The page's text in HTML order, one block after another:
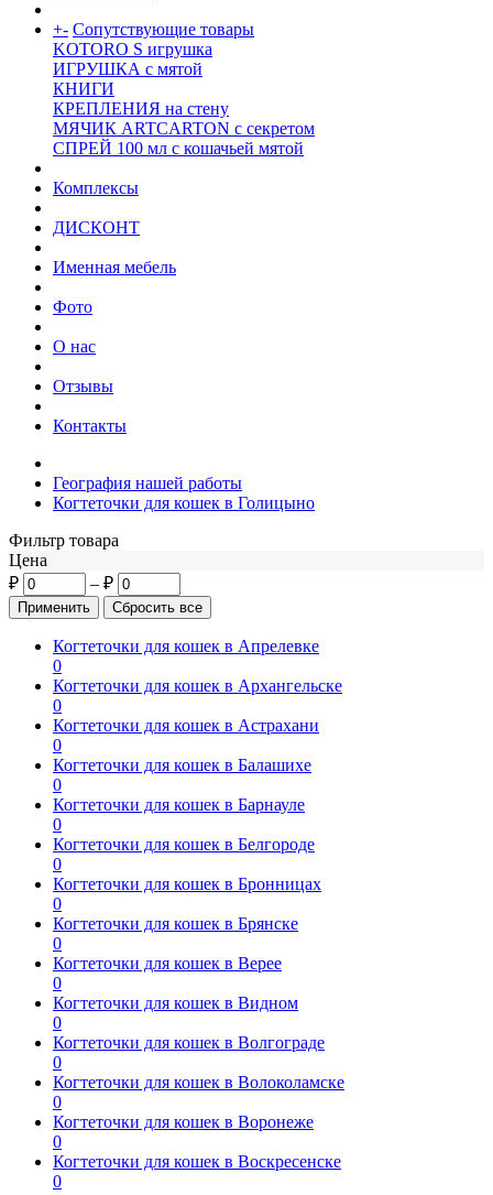
+- Сопутствующие товары
KOTORO S игрушка
ИГРУШКА с мятой
КНИГИ
КРЕПЛЕНИЯ на стену
МЯЧИК ARTCARTON с секретом
СПРЕЙ 100 мл с кошачьей мятой
Комплексы
ДИСКОНТ
Именная мебель
Фото
О нас
Отзывы
Контакты
География нашей работы
Когтеточки для кошек в Голицыно
Фильтр товара
Цена
₽
– ₽
Когтеточки для кошек в Апрелевке
0
Когтеточки для кошек в Архангельске
0
Когтеточки для кошек в Астрахани
0
Когтеточки для кошек в Балашихе
0
Когтеточки для кошек в Барнауле
0
Когтеточки для кошек в Белгороде
0
Когтеточки для кошек в Бронницах
0
Когтеточки для кошек в Брянске
0
Когтеточки для кошек в Верее
0
Когтеточки для кошек в Видном
0
Когтеточки для кошек в Волгограде
0
Когтеточки для кошек в Волоколамске
0
Когтеточки для кошек в Воронеже
0
Когтеточки для кошек в Воскресенске
0